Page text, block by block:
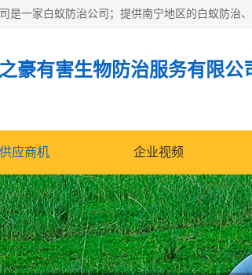
豪有害生物防治服务有限公
供应商机 企业视频